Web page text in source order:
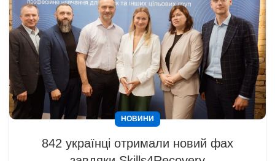
НОВИНИ
842 українці отримали новий фах